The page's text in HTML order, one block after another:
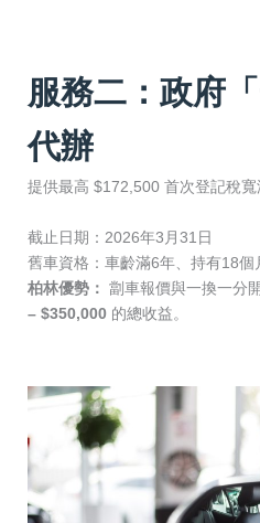
服務二：政府
代辦
提供最高 $172,500 首次登記稅寬
截止日期：2026年3月31日
舊車資格：車齡滿6年、持有18個
柏林優勢： 劏車報價與一換一分
– $350,000 的總收益。